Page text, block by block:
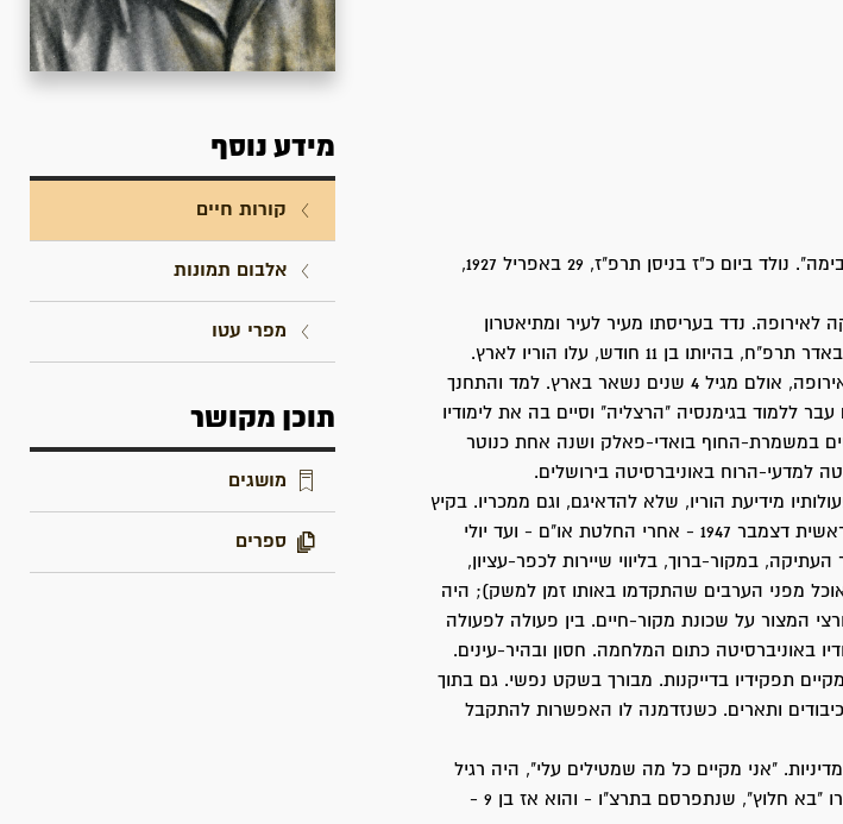
ברוך בן יהודה ובת-ציון רובינשטיין, שחקני "הבימה". נולד ביום כ"ז בניסן תרפ"ז, 29 באפריל 1927,
לאירופה. נדד בעריסתו מעיר לעיר ומתיאטרון
לתיאטרון על-פני גרמניה, הולנד, בלגיה ועוד. באדר תרפ"ח, בהיותו בן 11 חודש, עלו הוריו לארץ.
כשמלאו לו שנתיים וחצי יצא שוב עם הוריו לאירופה, אולם מגיל 4 שנים נשאר בארץ. למד והתחנך
ללמוד בגימנסיה "הרצליה" וסיים בה את לימודיו
במשמרת-החוף בואדי-פאלק ושנה אחת כנוטר
מידיעת הוריו, שלא להדאיגם, וגם ממכריו. בקיץ
1947 עשה בתמרונים ובסיורים בכפר-עציון. מראשית דצמבר 1947 - אחרי החלטת או"ם - ועד יולי
העתיקה, במקור-ברוך, בליווי שיירות לכפר-עציון,
מפני הערבים שהתקדמו באותו זמן למשק); היה
המצור על שכונת מקור-חיים. בין פעולה לפעולה
באוניברסיטה כתום המלחמה. חסון ובהיר-עינים.
תפקידיו בדייקנות. מבורך בשקט נפשי. גם בתוך
ותארים. כשנזדמנה לו האפשרות להתקבל
"אני מקיים כל מה שמטילים עלי", היה רגיל
לומר תמיד בכנות ובפשטות. כתב שירים. בשירו "בא חלוץ", שנתפרסם בתרצ"ו - והוא אז בן 9 -
מידע נוסף
קורות חיים
אלבום תמונות
מפרי עטו
תוכן מקושר
מושגים
ספרים